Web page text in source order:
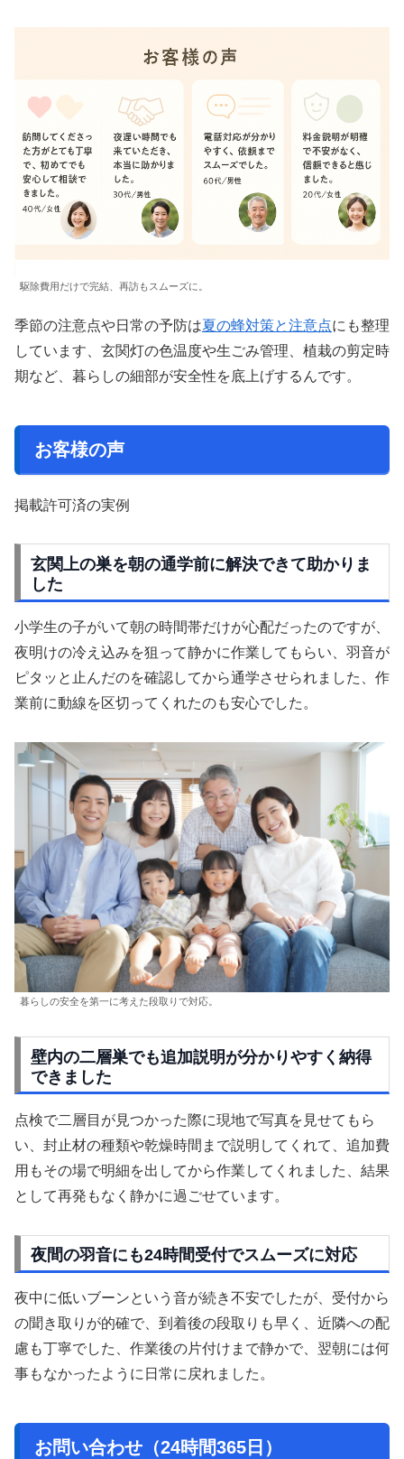
駆除費用だけで完結、再訪もスムーズに。
季節の注意点や日常の予防は夏の蜂対策と注意点にも整理
しています、玄関灯の色温度や生ごみ管理、植栽の剪定時
期など、暮らしの細部が安全性を底上げするんです。
お客様の声
掲載許可済の実例
玄関上の巣を朝の通学前に解決できて助かりま
した
小学生の子がいて朝の時間帯だけが心配だったのですが、
夜明けの冷え込みを狙って静かに作業してもらい、羽音が
ピタッと止んだのを確認してから通学させられました、作
業前に動線を区切ってくれたのも安心でした。
暮らしの安全を第一に考えた段取りで対応。
壁内の二層巣でも追加説明が分かりやすく納得
できました
点検で二層目が見つかった際に現地で写真を見せてもら
い、封止材の種類や乾燥時間まで説明してくれて、追加費
用もその場で明細を出してから作業してくれました、結果
として再発もなく静かに過ごせています。
夜間の羽音にも24時間受付でスムーズに対応
夜中に低いブーンという音が続き不安でしたが、受付から
の聞き取りが的確で、到着後の段取りも早く、近隣への配
慮も丁寧でした、作業後の片付けまで静かで、翌朝には何
事もなかったように日常に戻れました。
お問い合わせ（24時間365日）